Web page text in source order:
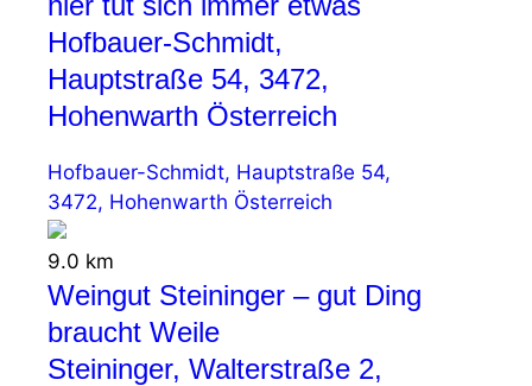
Hofbauer-Schmidt,
Hauptstraße 54, 3472,
Hohenwarth Österreich
Hofbauer-Schmidt, Hauptstraße 54,
3472, Hohenwarth Österreich
9.0 km
Weingut Steininger – gut Ding
braucht Weile
Steininger, Walterstraße 2,